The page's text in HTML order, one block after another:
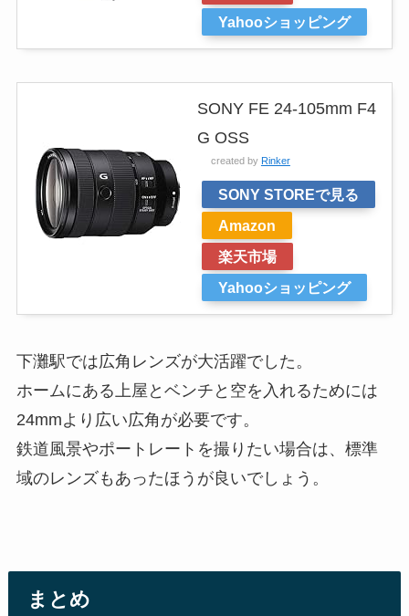
Yahooショッピング
SONY FE 24-105mm F4
G OSS
created by Rinker
SONY STOREで見る
Amazon
楽天市場
Yahooショッピング
下灘駅では広角レンズが大活躍でした。
ホームにある上屋とベンチと空を入れるためには
24mmより広い広角が必要です。
鉄道風景やポートレートを撮りたい場合は、標準
域のレンズもあったほうが良いでしょう。
まとめ